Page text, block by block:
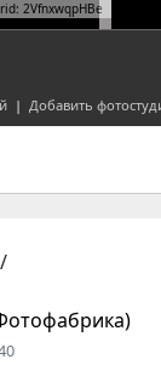
2VfnxwqpHBe
| Добавить
/